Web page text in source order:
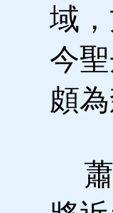
域
今
頗
蕭